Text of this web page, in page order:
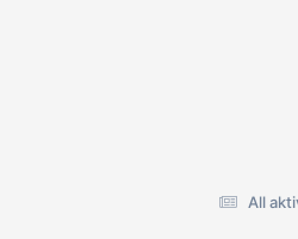
All